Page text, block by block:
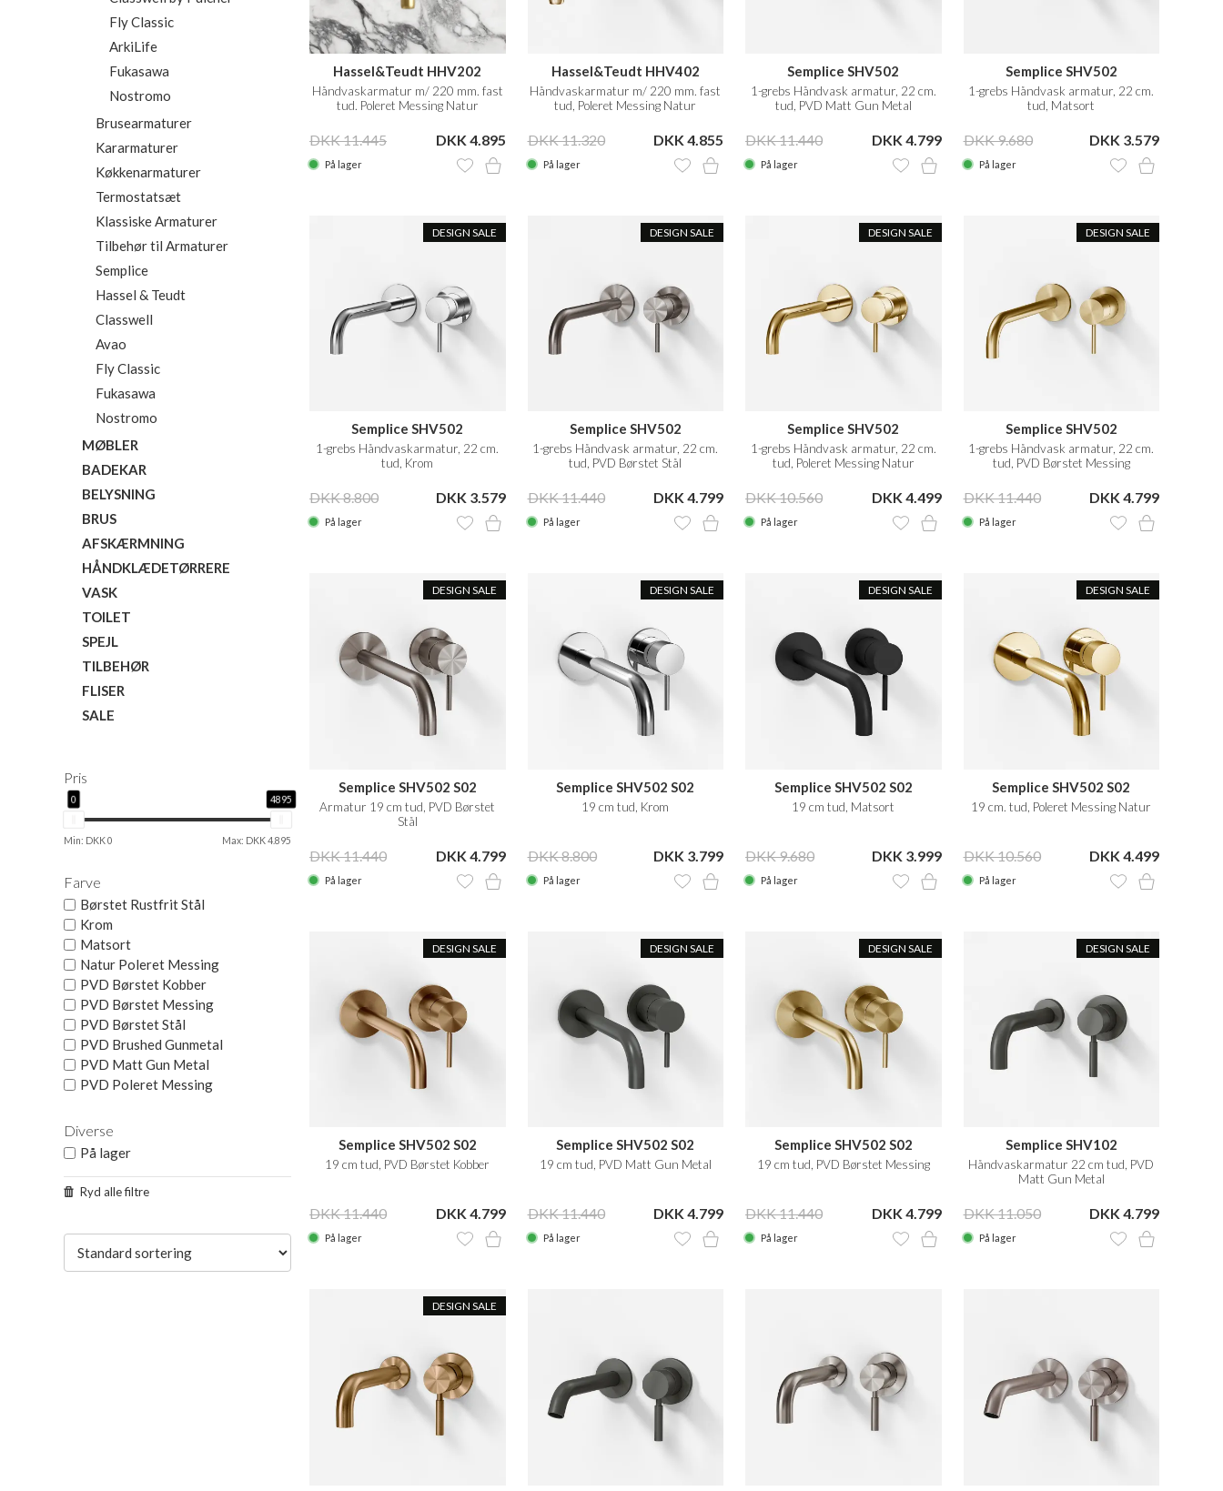
Fly Classic
ArkiLife
Fukasawa
Nostromo
Brusearmaturer
Kararmaturer
Køkkenarmaturer
Termostatsæt
Klassiske Armaturer
Tilbehør til Armaturer
Semplice
Hassel & Teudt
Classwell
Avao
Fly Classic
Fukasawa
Nostromo
MØBLER
BADEKAR
BELYSNING
BRUS
AFSKÆRMNING
HÅNDKLÆDETØRRERE
VASK
TOILET
SPEJL
TILBEHØR
FLISER
SALE
Pris
0 4895
Min: DKK 0 Max: DKK 4.895
Farve
Børstet Rustfrit Stål
Krom
Matsort
Natur Poleret Messing
PVD Børstet Kobber
PVD Børstet Messing
PVD Børstet Stål
PVD Brushed Gunmetal
PVD Matt Gun Metal
PVD Poleret Messing
Diverse
På lager
Ryd alle filtre
Hassel&Teudt HHV202
Håndvaskarmatur m/ 220 mm. fast
tud. Poleret Messing Natur
DKK 11.445 DKK 4.895
På lager
Hassel&Teudt HHV402
Håndvaskarmatur m/ 220 mm. fast
tud, Poleret Messing Natur
DKK 11.320 DKK 4.855
På lager
Semplice SHV502
1-grebs Håndvask armatur, 22 cm.
tud, PVD Matt Gun Metal
DKK 11.440 DKK 4.799
På lager
Semplice SHV502
1-grebs Håndvask armatur, 22 cm.
tud, Matsort
DKK 9.680 DKK 3.579
På lager
DESIGN SALE
Semplice SHV502
1-grebs Håndvaskarmatur, 22 cm.
tud, Krom
DKK 8.800 DKK 3.579
På lager
DESIGN SALE
Semplice SHV502
1-grebs Håndvask armatur, 22 cm.
tud, PVD Børstet Stål
DKK 11.440 DKK 4.799
På lager
DESIGN SALE
Semplice SHV502
1-grebs Håndvask armatur, 22 cm.
tud, Poleret Messing Natur
DKK 10.560 DKK 4.499
På lager
DESIGN SALE
Semplice SHV502
1-grebs Håndvask armatur, 22 cm.
tud, PVD Børstet Messing
DKK 11.440 DKK 4.799
På lager
DESIGN SALE
Semplice SHV502 S02
Armatur 19 cm tud, PVD Børstet
Stål
DKK 11.440 DKK 4.799
På lager
DESIGN SALE
Semplice SHV502 S02
19 cm tud, Krom
DKK 8.800 DKK 3.799
På lager
DESIGN SALE
Semplice SHV502 S02
19 cm tud, Matsort
DKK 9.680 DKK 3.999
På lager
DESIGN SALE
Semplice SHV502 S02
19 cm. tud, Poleret Messing Natur
DKK 10.560 DKK 4.499
På lager
DESIGN SALE
Semplice SHV502 S02
19 cm tud, PVD Børstet Kobber
DKK 11.440 DKK 4.799
På lager
DESIGN SALE
Semplice SHV502 S02
19 cm tud, PVD Matt Gun Metal
DKK 11.440 DKK 4.799
På lager
DESIGN SALE
Semplice SHV502 S02
19 cm tud, PVD Børstet Messing
DKK 11.440 DKK 4.799
På lager
DESIGN SALE
Semplice SHV102
Håndvaskarmatur 22 cm tud, PVD
Matt Gun Metal
DKK 11.050 DKK 4.799
På lager
DESIGN SALE